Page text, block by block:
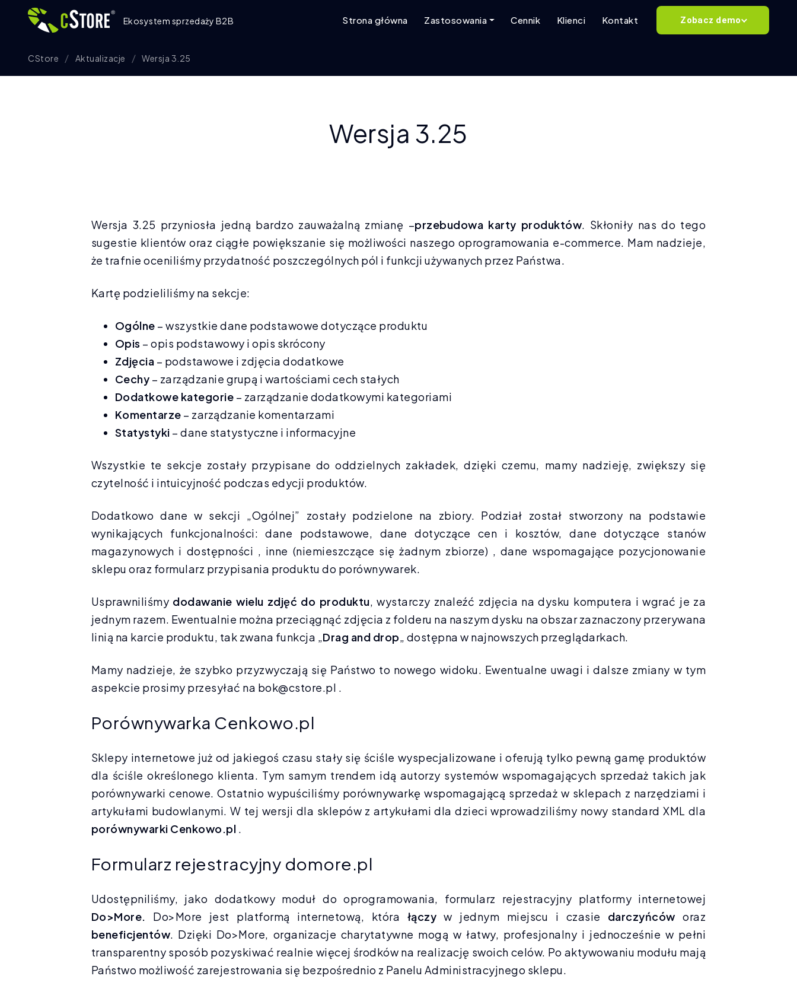
Ekosystem sprzedaży B2B Strona główna Zastosowania Cennik Klienci Kontakt Zobacz demo
CStore Aktualizacje Wersja 3.25
Wersja 3.25
Wersja 3.25 przyniosła jedną bardzo zauważalną zmianę –przebudowa karty produktów. Skłoniły nas do tego
sugestie klientów oraz ciągłe powiększanie się możliwości naszego oprogramowania e-commerce. Mam nadzieje,
że trafnie oceniliśmy przydatność poszczególnych pól i funkcji używanych przez Państwa.
Kartę podzieliliśmy na sekcje:
Ogólne – wszystkie dane podstawowe dotyczące produktu
Opis – opis podstawowy i opis skrócony
Zdjęcia – podstawowe i zdjęcia dodatkowe
Cechy – zarządzanie grupą i wartościami cech stałych
Dodatkowe kategorie – zarządzanie dodatkowymi kategoriami
Komentarze – zarządzanie komentarzami
Statystyki – dane statystyczne i informacyjne
Wszystkie te sekcje zostały przypisane do oddzielnych zakładek, dzięki czemu, mamy nadzieję, zwiększy się
czytelność i intuicyjność podczas edycji produktów.
Dodatkowo dane w sekcji „Ogólnej” zostały podzielone na zbiory. Podział został stworzony na podstawie
wynikających funkcjonalności: dane podstawowe, dane dotyczące cen i kosztów, dane dotyczące stanów
magazynowych i dostępności , inne (niemieszczące się żadnym zbiorze) , dane wspomagające pozycjonowanie
sklepu oraz formularz przypisania produktu do porównywarek.
Usprawniliśmy dodawanie wielu zdjęć do produktu, wystarczy znaleźć zdjęcia na dysku komputera i wgrać je za
jednym razem. Ewentualnie można przeciągnąć zdjęcia z folderu na naszym dysku na obszar zaznaczony przerywana
linią na karcie produktu, tak zwana funkcja „Drag and drop„ dostępna w najnowszych przeglądarkach.
Mamy nadzieje, że szybko przyzwyczają się Państwo to nowego widoku. Ewentualne uwagi i dalsze zmiany w tym
aspekcie prosimy przesyłać na bok@cstore.pl .
Porównywarka Cenkowo.pl
Sklepy internetowe już od jakiegoś czasu stały się ściśle wyspecjalizowane i oferują tylko pewną gamę produktów
dla ściśle określonego klienta. Tym samym trendem idą autorzy systemów wspomagających sprzedaż takich jak
porównywarki cenowe. Ostatnio wypuściliśmy porównywarkę wspomagającą sprzedaż w sklepach z narzędziami i
artykułami budowlanymi. W tej wersji dla sklepów z artykułami dla dzieci wprowadziliśmy nowy standard XML dla
porównywarki Cenkowo.pl .
Formularz rejestracyjny domore.pl
Udostępniliśmy, jako dodatkowy moduł do oprogramowania, formularz rejestracyjny platformy internetowej
Do>More. Do>More jest platformą internetową, która łączy w jednym miejscu i czasie darczyńców oraz
beneficjentów. Dzięki Do>More, organizacje charytatywne mogą w łatwy, profesjonalny i jednocześnie w pełni
transparentny sposób pozyskiwać realnie więcej środków na realizację swoich celów. Po aktywowaniu modułu mają
Państwo możliwość zarejestrowania się bezpośrednio z Panelu Administracyjnego sklepu.